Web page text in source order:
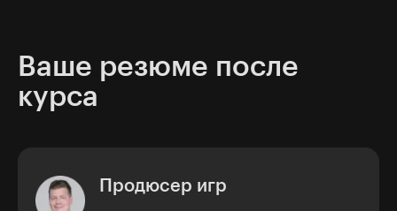
Ваше резюме после
курса
Продюсер игр